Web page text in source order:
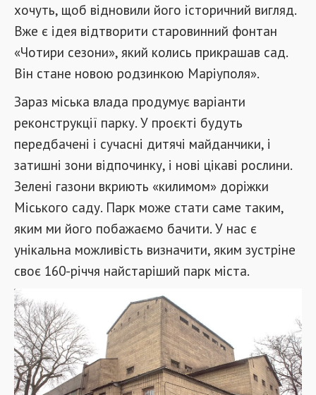
хочуть, щоб відновили його історичний вигляд.
Вже є ідея відтворити старовинний фонтан
«Чотири сезони», який колись прикрашав сад.
Він стане новою родзинкою Маріуполя».
Зараз міська влада продумує варіанти
реконструкції парку. У проєкті будуть
передбачені і сучасні дитячі майданчики, і
затишні зони відпочинку, і нові цікаві рослини.
Зелені газони вкриють «килимом» доріжки
Міського саду. Парк може стати саме таким,
яким ми його побажаємо бачити. У нас є
унікальна можливість визначити, яким зустріне
своє 160-річчя найстаріший парк міста.